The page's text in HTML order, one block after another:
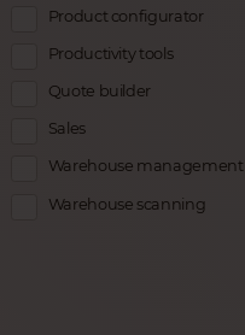
Product configurator
Productivity tools
Quote builder
Sales
Warehouse management
Warehouse scanning